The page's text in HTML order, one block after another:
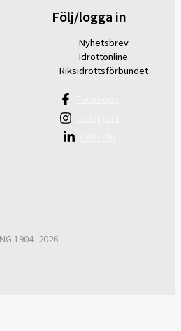
Följ/logga in
Nyhetsbrev
Idrottonline
Riksidrottsförbundet
1904–2026